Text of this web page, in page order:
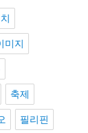
미지
축제
필리핀